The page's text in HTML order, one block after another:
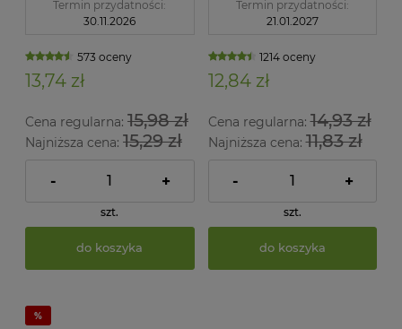
Termin przydatności:
30.11.2026
573 oceny
13,74 zł
Cena regularna: 15,98 zł
Najniższa cena: 15,29 zł
- +
szt.
do koszyka
Termin przydatności:
21.01.2027
1214 oceny
12,84 zł
Cena regularna:14,93 zł
Najniższa cena:11,83 zł
- +
szt.
do koszyka